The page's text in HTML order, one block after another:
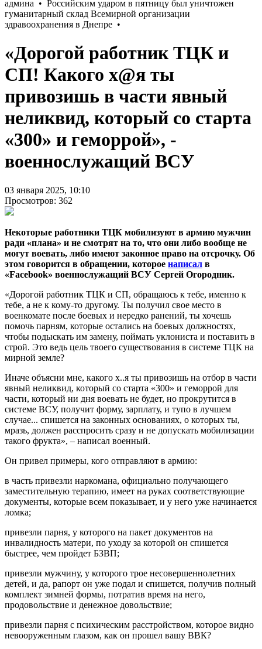
«Дорогой работник ТЦК и
СП! Какого х@я ты
привозишь в части явный
неликвид, который со старта
«300» и геморрой», -
военнослужащий ВСУ
03 января 2025, 10:10
Просмотров: 362
Некоторые работники ТЦК мобилизуют в армию мужчин
ради «плана» и не смотрят на то, что они либо вообще не
могут воевать, либо имеют законное право на отсрочку. Об
этом говорится в обращении, которое написал в
«Facebook» военнослужащий ВСУ Сергей Огородник.
«Дорогой работник ТЦК и СП, обращаюсь к тебе, именно к
тебе, а не к кому-то другому. Ты получил свое место в
военкомате после боевых и нередко ранений, ты хочешь
помочь парням, которые остались на боевых должностях,
чтобы подыскать им замену, поймать уклониста и поставить в
строй. Это ведь цель твоего существования в системе ТЦК на
мирной земле?
Иначе объясни мне, какого х..я ты привозишь на отбор в части
явный неликвид, который со старта «300» и геморрой для
части, который ни дня воевать не будет, но прокрутится в
системе ВСУ, получит форму, зарплату, и тупо в лучшем
случае... спишется на законных основаниях, о которых ты,
мразь, должен расспросить сразу и не допускать мобилизации
такого фрукта», – написал военный.
Он привел примеры, кого отправляют в армию:
в часть привезли наркомана, официально получающего
заместительную терапию, имеет на руках соответствующие
документы, которые всем показывает, и у него уже начинается
ломка;
привезли парня, у которого на пакет документов на
инвалидность матери, по уходу за которой он спишется
быстрее, чем пройдет БЗВП;
привезли мужчину, у которого трое несовершеннолетних
детей, и да, рапорт он уже подал и спишется, получив полный
комплект зимней формы, потратив время на него,
продовольствие и денежное довольствие;
привезли парня с психическим расстройством, которое видно
невооруженным глазом, как он прошел вашу ВВК?